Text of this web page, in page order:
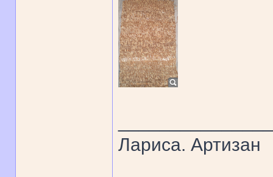
Лариса. Артизан